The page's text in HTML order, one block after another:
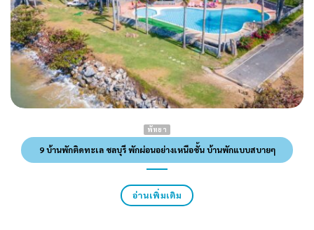
พัทยา
9 บ้านพักติดทะเล ชลบุรี พักผ่อนอย่างเหนือชั้น บ้านพักแบบสบายๆ
อ่านเพิ่มเติม